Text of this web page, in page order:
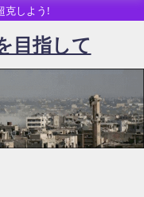
克しよう!
目指して